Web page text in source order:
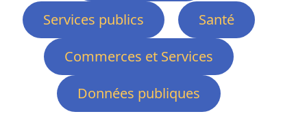
Services publics
Santé
Commerces et Services
Données publiques